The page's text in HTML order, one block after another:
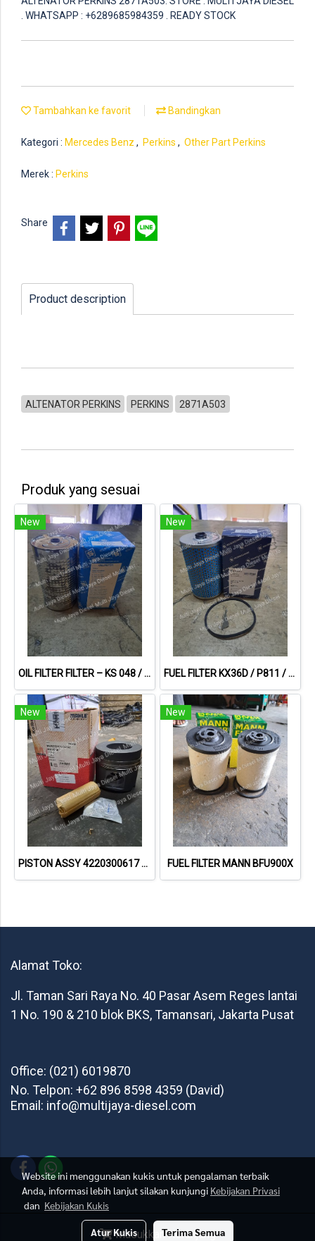
. WHATSAPP : +6289685984359 . READY STOCK
Masukkan Keranjang
Tambahkan ke favorit Bandingkan
Kategori : Mercedes Benz , Perkins , Other Part Perkins
Merek : Perkins
Share
Product description
ALTENATOR PERKINS PERKINS 2871A503
Produk yang sesuai
New
OIL FILTER FILTER – KS 048 / OX30D
New
FUEL FILTER KX36D / P811 / 50013021
New
PISTON ASSY 4220300617 0036700 MERCY OM424
New
FUEL FILTER MANN BFU900X
Alamat Toko:
Jl. Taman Sari Raya No. 40 Pasar Asem Reges lantai
1 No. 190 & 210 blok BKS, Tamansari, Jakarta Pusat
Office: (021) 6019870
No. Telpon: +62 896 8598 4359 (David)
Email: info@multijaya-diesel.com
Multi Jaya Diesel © 2021 All Rights Reserved
Website ini menggunakan kukis untuk pengalaman terbaik
Anda, informasi lebih lanjut silakan kunjungi Kebijakan Privasi
dan Kebijakan Kukis
Atur Kukis Terima Semua